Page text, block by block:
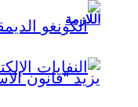
اللازمة